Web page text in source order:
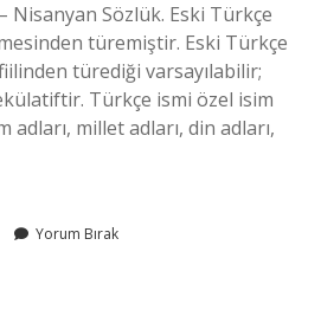
Nisanyan Sözlük. Eski Türkçe
türemiştir. Eski Türkçe
türediği varsayılabilir;
Türkçe ismi özel isim
adları, millet adları, din adları,
Yorum Bırak